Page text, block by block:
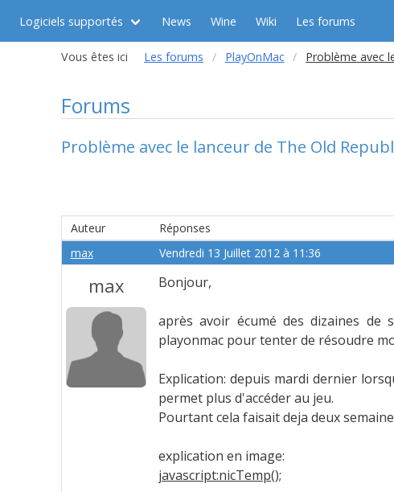
Logiciels supportés News Wine Wiki Les forums
Vous êtes ici Les forums PlayOnMac Problème avec
Forums
Problème avec le lanceur de The Old
Auteur
Réponses
max
Vendredi 13 Juillet 2012 à 11:36
max Bonjour,
après avoir écumé des dizaines
playonmac pour tenter de résoudre
Explication: depuis mardi dernier
permet plus d'accéder au jeu.
Pourtant cela faisait deja deux
explication en image:
javascript:nicTemp();